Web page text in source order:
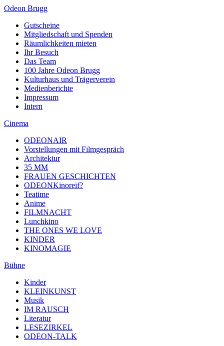
Odeon Brugg
Gutscheine
Mitgliedschaft und Spenden
Räumlichkeiten mieten
Ihr Besuch
Das Team
100 Jahre Odeon Brugg
Kulturhaus und Trägerverein
Medienberichte
Impressum
Intern
Cinema
ODEONAIR
Vorstellungen mit Filmgespräch
Architektur
35 MM
FRAUEN GESCHICHTEN
ODEONKinoreif?
Teatime
Anime
FILMNACHT
Lunchkino
THE ONES WE LOVE
KINDER
KINOMAGIE
Bühne
Kinder
KLEINKUNST
Musik
IM RAUSCH
Literatur
LESEZIRKEL
ODEON-TALK